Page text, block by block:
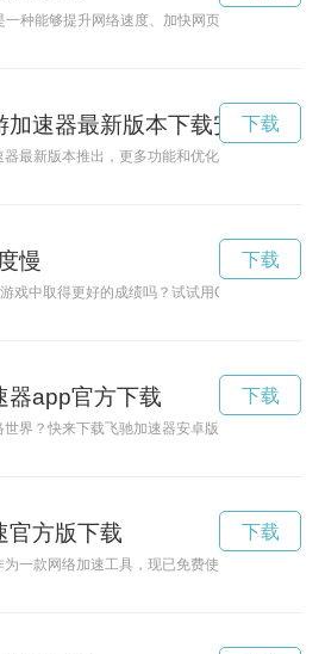
一种能够提升网络速度、加快网页加载的工具，
加速器最新版本下载安装
器最新版本推出，更多功能和优化带来更加流畅
下载
慢
戏中取得更好的成绩吗？试试用Clash加速，让
下载
器app官方下载
世界？快来下载飞驰加速器安卓版免费安装，让
下载
官方版下载
为一款网络加速工具，现已免费使用，能够帮助
下载